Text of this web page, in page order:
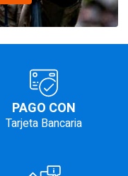
PAGO CON
Tarjeta Bancaria